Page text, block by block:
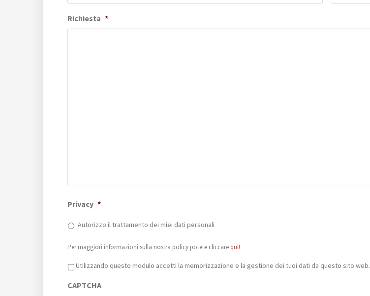
Richiesta *
Privacy *
Autorizzo il trattamento dei miei dati personali
Per maggiori informazioni sulla nostra policy potete cliccarequi!
Privacy *
Utilizzando questo modulo accetti la memorizzazione e la gestione dei tuoi dati da questo sito web.
CAPTCHA